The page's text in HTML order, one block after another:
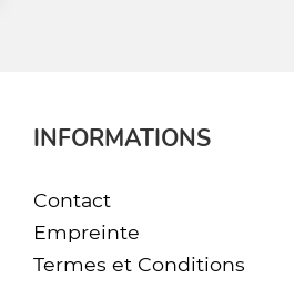
INFORMATIONS
Contact
Empreinte
Termes et Conditions